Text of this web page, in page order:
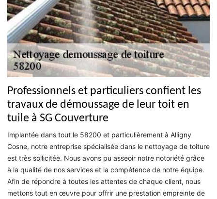
Professionnels et particuliers confient les
travaux de démoussage de leur toit en
tuile à SG Couverture
Implantée dans tout le 58200 et particulièrement à Alligny
Cosne, notre entreprise spécialisée dans le nettoyage de toiture
est très sollicitée. Nous avons pu asseoir notre notoriété grâce
à la qualité de nos services et la compétence de notre équipe.
Afin de répondre à toutes les attentes de chaque client, nous
mettons tout en œuvre pour offrir une prestation empreinte de